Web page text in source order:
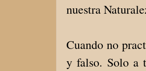
nuestra
Cuando no
y falso. Solo a